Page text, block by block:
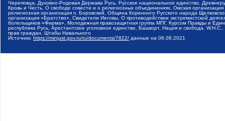
Череповца, Духовно-Родовая Держава Русь, Русское национальное единство,
Кровь и Честь, О свободе совести и о религиозных объединениях, Омская
религиозная организация п. Боровский, Община Коренного Русского народа
организация «Братство», Свидетели Иеговы, О противодействии экстремистской
болельщиков «Фирма», Молодежная правозащитная группа МПГ, Курсом Правды и
республика Русь, Арестантское уголовное единство, Башкорт, Нация и свобода,
прав граждан, Штабы Навального
Источник: https://minjust.gov.ru/ru/documents/7822/ данные на 06.08.2021